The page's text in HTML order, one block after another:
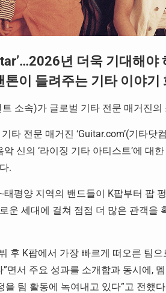
년 더욱 기대해야
톤이 들려주는 기타 이야기
소속)가 글로벌 기타 전문 매거진
타 전문 매거진 ‘Guitar.com’(기타
신의 ‘라이징 기타 아티스트’에 대
.
-태평양 지역의 밴드들이 K팝부터 팝
운 세대에 걸쳐 점점 더 많은 관객
후 K팝에서 가장 빠르게 떠오른 팀
”면서 주요 성과를 소개함과 동시에,
을 팀 활동에 녹여내고 있다”고 전했